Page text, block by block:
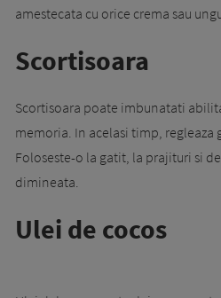
amestecata cu orice crema sau
Scortisoara
Scortisoara poate imbunatati
memoria. In acelasi timp, regleaza
Foloseste-o la gatit, la prajituri si
dimineata.
Ulei de cocos